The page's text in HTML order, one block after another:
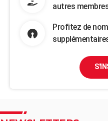
autres
Profitez de